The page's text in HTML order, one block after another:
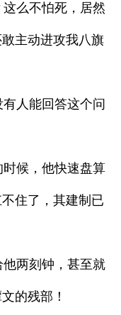
么不怕死，居然
主动进攻我八旗
人能回答这个问
候，他快速盘算
住了，其建制已
两刻钟，甚至就
的残部！